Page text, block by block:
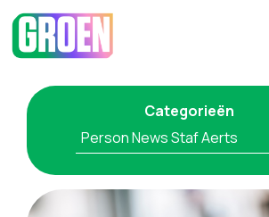
Categorieën
Person News Staf Aerts